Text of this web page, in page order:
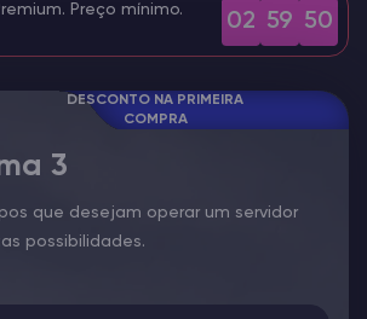
Preço mínimo.
02 59 48
DESCONTO NA PRIMEIRA
COMPRA
3
que desejam operar um servidor
possibilidades.